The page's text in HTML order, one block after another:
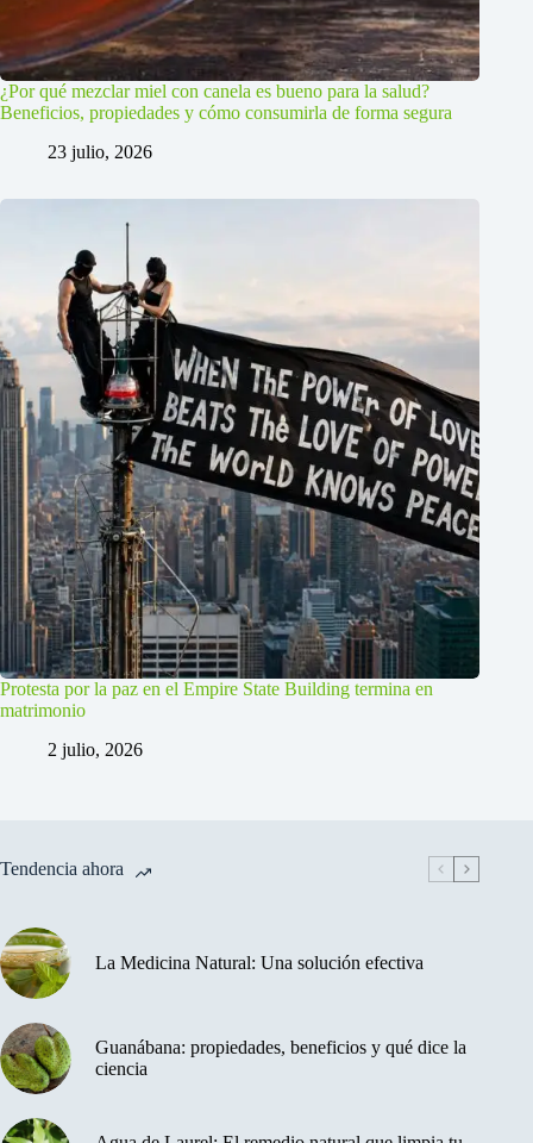
¿Por qué mezclar miel con canela es bueno para la salud?
Beneficios, propiedades y cómo consumirla de forma segura
23 julio, 2026
Protesta por la paz en el Empire State Building termina en
matrimonio
2 julio, 2026
Tendencia ahora
La Medicina Natural: Una solución efectiva
Guanábana: propiedades, beneficios y qué dice la
ciencia